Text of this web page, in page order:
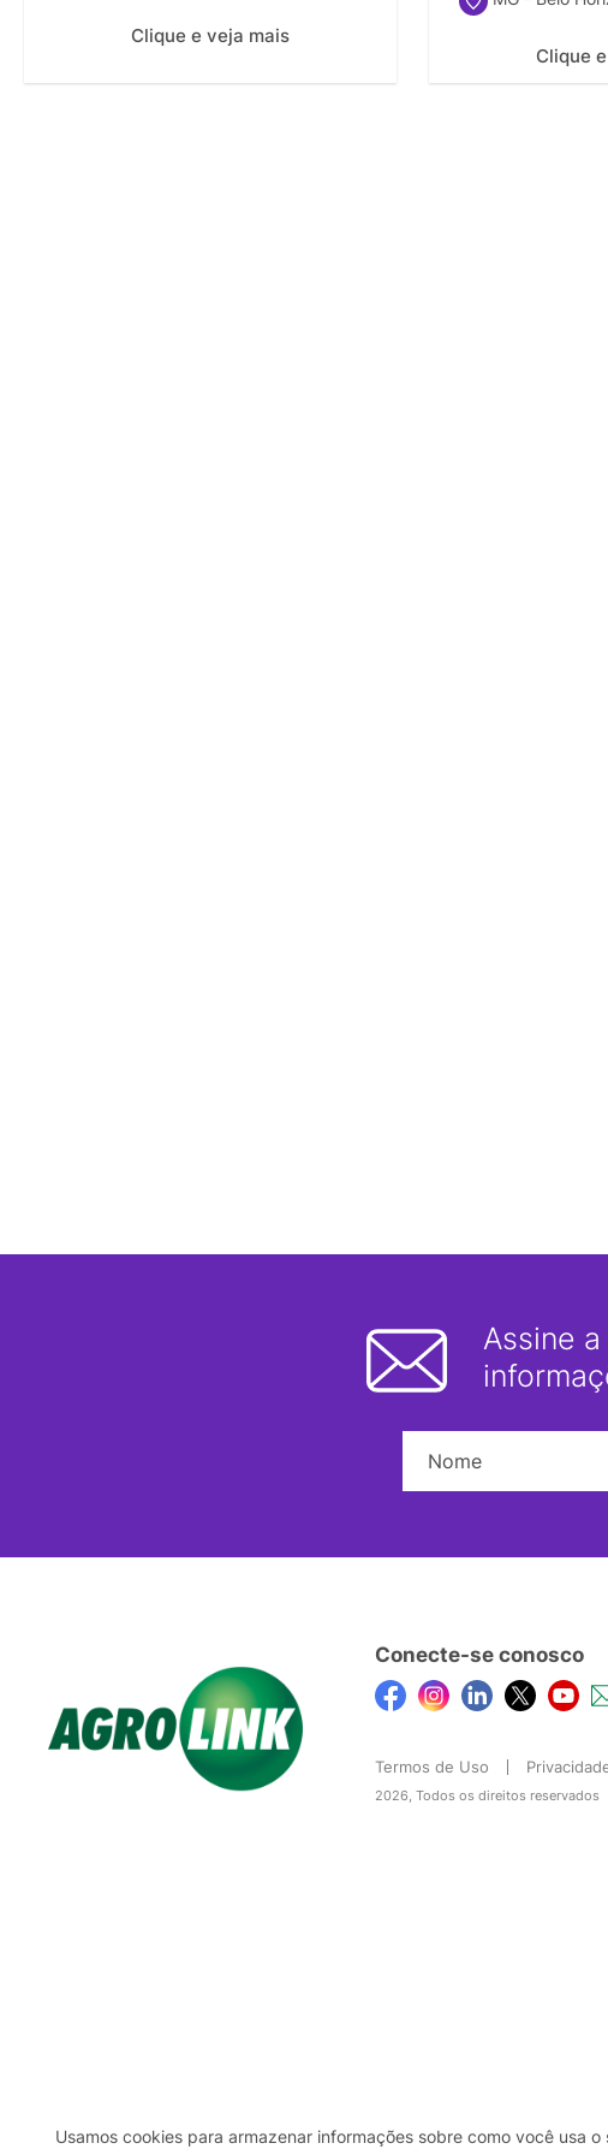
Clique e veja mais
Clique
Assine
Conecte-se conosco
Termos de Uso
2026, Todos os direitos reservados
Usamos cookies para armazenar informações sobre como você usa